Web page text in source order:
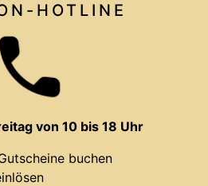
HOTLINE
von 10 bis 18 Uhr
buchen